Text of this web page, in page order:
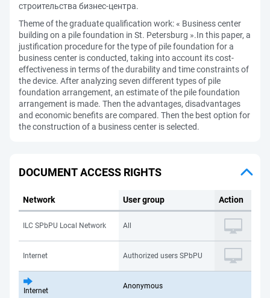
строительства бизнес-центра.
Theme of the graduate qualification work: « Business center
building on a pile foundation in St. Petersburg ».In this paper, a
justification procedure for the type of pile foundation for a
business center is conducted, taking into account its cost-
effectiveness in terms of the durability and time constraints of
the device. After analyzing seven different types of pile
foundation arrangement, an estimate of the pile foundation
arrangement is made. Then the advantages, disadvantages
and economic benefits are compared. Then the best option for
the construction of a business center is selected.
DOCUMENT ACCESS RIGHTS
Network User group Action
ILC SPbPU Local Network All
Internet Authorized users SPbPU
Internet
Anonymous